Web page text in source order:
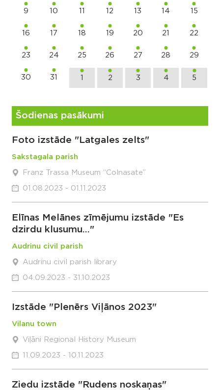
9 10 11 12 13 14 15
16 17 18 19 20 21 22
23 24 25 26 27 28 29
30 31 1 2 3 4 5
Šodienas pasākumi
Foto izstāde "Latgales zelts"
Sakstagala parish
Franz Trassa Museum “Colnasate”
01.08.2023 - 01.11.2023
Elīnas Melānes zīmējumu izstāde "Es
dzirdu klusumu..."
Audrinu civil parish
Audrinu civil parish library
04.09.2023 - 31.10.2023
Izstāde "Plenērs Viļānos 2023"
Vilanu town
Viļāni Regional History Museum
11.09.2023 - 10.11.2023
Ziedu izstāde "Rudens noskaņas"